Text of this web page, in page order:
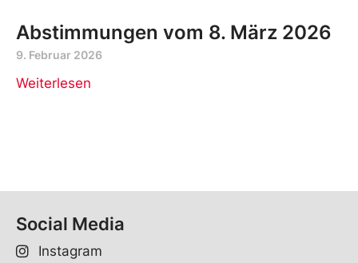
Abstimmungen vom 8. März 2026
9. Februar 2026
Weiterlesen
Social Media
Instagram